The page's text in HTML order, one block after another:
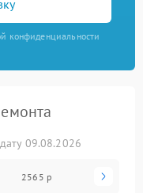
конфиденциальности
09.08.2026
2565 р